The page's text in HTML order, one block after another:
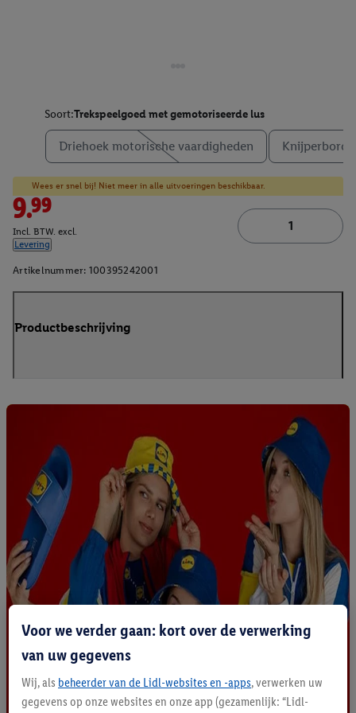
Soort:Trekspeelgoed met gemotoriseerde lus
Driehoek motorische vaardigheden Knijperbord
Wees er snel bij! Niet meer in alle uitvoeringen beschikbaar.
9.99
Incl. BTW. excl.
Levering
Artikelnummer: 100395242001
Productbeschrijving
Voor we verder gaan: kort over de verwerking
van uw gegevens
Wij, als beheerder van de Lidl-websites en -apps, verwerken uw
gegevens op onze websites en onze app (gezamenlijk: “Lidl-